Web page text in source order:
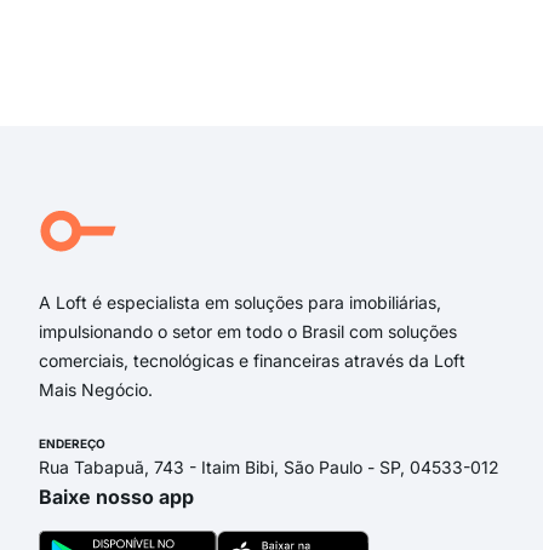
A Loft é especialista em soluções para imobiliárias,
impulsionando o setor em todo o Brasil com soluções
comerciais, tecnológicas e financeiras através da Loft
Mais Negócio.
ENDEREÇO
Rua Tabapuã, 743 - Itaim Bibi, São Paulo - SP, 04533-012
Baixe nosso app